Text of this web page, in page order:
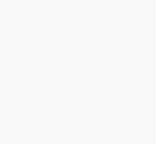
Strom roku
hlasů se stala